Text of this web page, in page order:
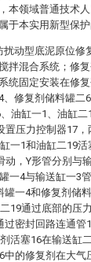
本领域普通技术
于本实用新型保护
动型底泥原位修
拌混合系统；修
统固定安装在修
修复剂储料罐二
油缸一1、油缸
压力控制器17
一1和油缸二19活
，Y形管分别与
一4与输送缸一3
一4和修复剂储
19通过底部的压
密封回路连通管
活塞16在输送缸
的修复剂在大气